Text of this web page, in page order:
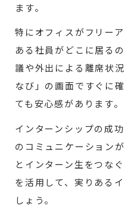
ます。
特にオフィスがフリー
ある社員がどこに居る
議や外出による離席状
なび」の画面ですぐに
ても安心感があります。
インターンシップの成
のコミュニケーション
とインターン生をつな
を活用して、実りある
しょう。